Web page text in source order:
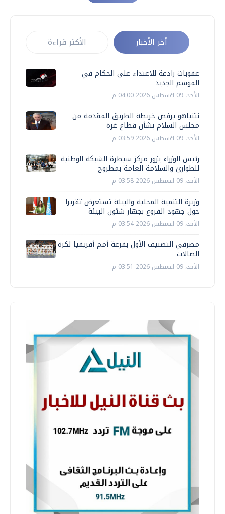
أخر الأخبار الأكثر قراءة
عقوبات رادعة للاعتداء على الحكام في
الموسم الجديد
الأحد، 09 اغسطس 2026 04:00 م
نتنياهو يرفض خريطة الطريق المقدمة من
مجلس السلام بشأن قطاع غزة
الأحد، 09 اغسطس 2026 03:59 م
رئيس الوزراء يزور مركز سيطرة الشبكة الوطنية
للطوارئ والسلامة العامة بمطروح
الأحد، 09 اغسطس 2026 03:58 م
وزيرة التنمية المحلية والبيئة تستعرض تقريرا
حول جهود الفروع بجهاز شئون البيئة
الأحد، 09 اغسطس 2026 03:54 م
مصرفي التصنيف الأول بقرعة أمم أفريقيا لكرة
الصالات
الأحد، 09 اغسطس 2026 03:51 م